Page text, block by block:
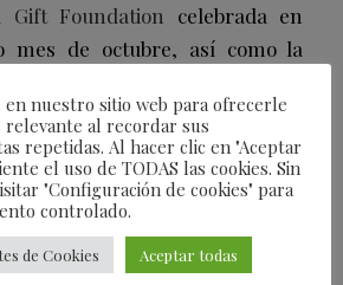
Gift Foundation
celebrada en
mes de octubre, así como la
de Madrid en el contexto
en nuestro sitio web para ofrecerle
relevante al recordar sus
repetidas. Al hacer clic en "Aceptar
el uso de TODAS las cookies. Sin
"Configuración de cookies" para
controlado.
de Cookies Aceptar todas